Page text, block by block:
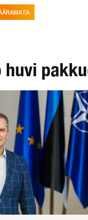
huvi